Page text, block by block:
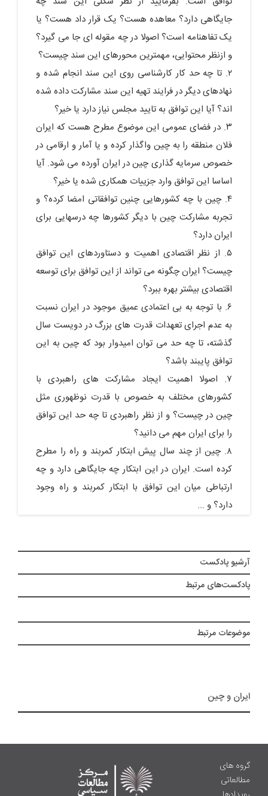
جایگاهی دارد؟ معاهده هست؟ یک قرار داد هست؟ یا
یک تفاهنامه است؟ اصولا در چه مقوله ای جا می گیرد؟
و ازنظر محتوایی، مهمترین محورهای این سند چیست؟
۲. تا چه حد کار کارشناسی روی این سند انجام شده و
نهادهای دیگر در فرایند تهیه این سند مشارکت داده شده
اند؟ آیا این توافق به تایید مجلس نیاز دارد یا خیر؟
۳. در فضای عمومی این موضوع مطرح هست که ایران
فلان منطقه را به چین واگذار کرده و یا آمار و ارقامی در
خصوص سرمایه گذاری چین در ایران آورده می شود. آیا
اساسا این توافق وارد جزییات همکاری شده یا خیر؟
۴. چین با چه کشورهایی چنین توافقاتی امضا کرده؟ و
تجربه مشارکت چین با دیگر کشورها چه درسهایی برای
ایران دارد؟
۵. از نظر اقتصادی اهمیت و دستاوردهای این توافق
چیست؟ ایران چگونه می تواند از این توافق برای توسعه
اقتصادی بیشتر بهره ببرد؟
۶. با توجه به بی اعتمادی عمیق موجود در ایران نسبت
به عدم اجرای تعهدات قدرت های بزرگ در دویست سال
گذشته، تا چه حد می توان امیدوار بود که چین به این
توافق پایبند باشد؟
۷. اصولا اهمیت ایجاد مشارکت های راهبردی با
کشورهای مختلف به خصوص با قدرت نوظهوری مثل
چین در چیست؟ و از نظر راهبردی تا چه حد این توافق
را برای ایران مهم می دانید؟
۸. چین از چند سال پیش ابتکار کمربند و راه را مطرح
کرده است. ایران در این ابتکار چه جایگاهی دارد و چه
ارتباطی میان این توافق با ابتکار کمربند و راه وجود
دارد؟ و ...
آرشیو پادکست
پادکست‌های مرتبط
موضوعات مرتبط
ایران و چین
گروه های
مطالعاتی